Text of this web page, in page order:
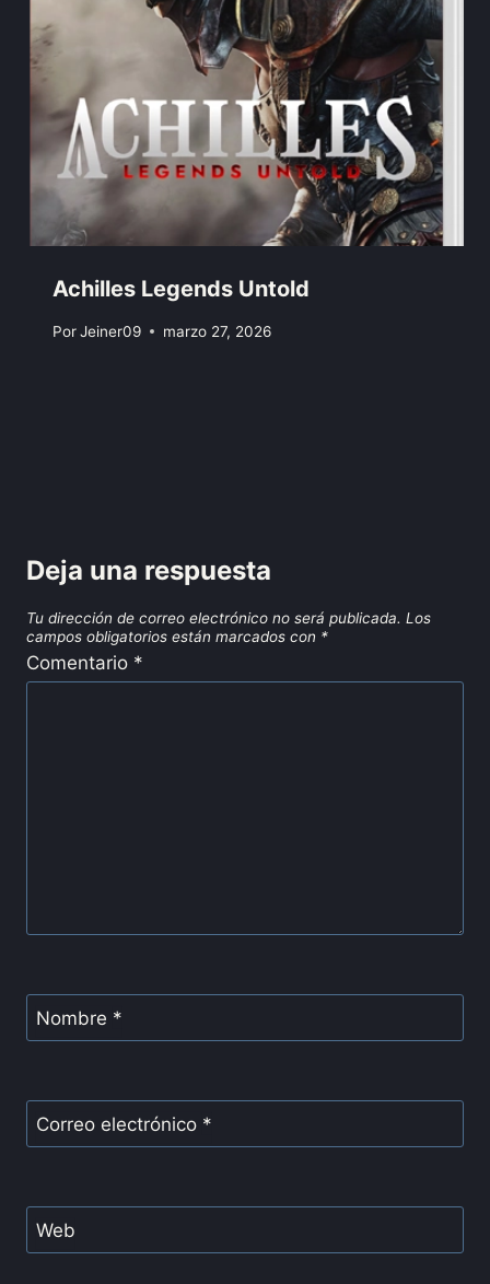
Achilles Legends Untold
PorJeiner09 marzo 27, 2026
Deja una respuesta
Tu dirección de correo electrónico no será publicada. Los
campos obligatorios están marcados con *
Comentario *
Nombre *
Correo electrónico *
Web